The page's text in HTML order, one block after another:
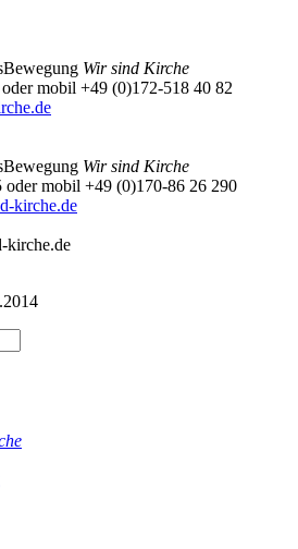
Wir sind Kirche
mobil +49 (0)172-518 40 82
Wir sind Kirche
mobil +49 (0)170-86 26 290
kirche.de
kirche.de